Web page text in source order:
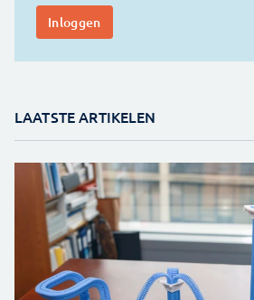
LAATSTE ARTIKELEN